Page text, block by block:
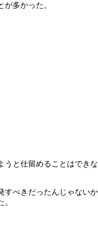
多かった。
うと仕留めることはできな
すべきだったんじゃないか